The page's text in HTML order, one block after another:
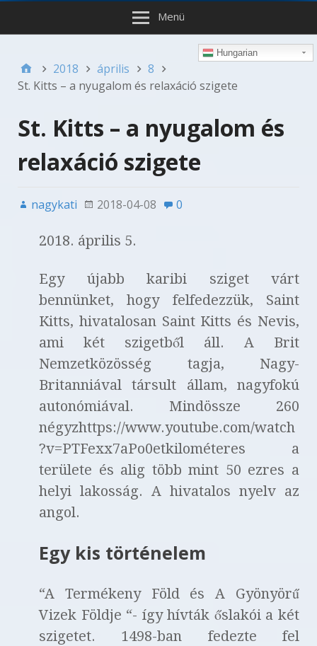
Menü
Hungarian
2018 április
8
St. Kitts – a nyugalom és relaxáció szigete
St. Kitts – a nyugalom és
relaxáció szigete
nagykati 2018-04-08 0
2018. április 5.
Egy újabb karibi sziget várt
bennünket, hogy felfedezzük, Saint
Kitts, hivatalosan Saint Kitts és Nevis,
ami két szigetből áll. A Brit
Nemzetközösség tagja, Nagy-
Britanniával társult állam, nagyfokú
autonómiával. Mindössze 260
négyzhttps://www.youtube.com/watch
?v=PTFexx7aPo0etkilométeres a
területe és alig több mint 50 ezres a
helyi lakosság. A hivatalos nyelv az
angol.
Egy kis történelem
“A Termékeny Föld és A Gyönyörű
Vizek Földje “- így hívták őslakói a két
szigetet. 1498-ban fedezte fel